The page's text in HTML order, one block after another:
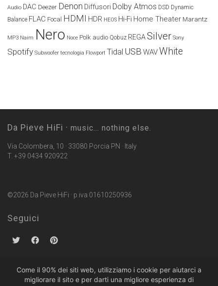
Audio DAC Deezer Denon Diffusori Dolby Atmos DSD Dynamic
Balance FLAC Focal HDMI HDR HEOS Hi-Fi Home Theater Marantz
MP3 Naim Nero Noce Polk audio Qobuz REGASilver Sony
Spotify Subwoofer tecnologia Flowport Tidal USB WAVWhite
Da Pieve HiFi · music... nothing else.
Via Colombera, 10 · 33080 Porcia PN · Italy
T. +39 0434 920922
©2026 Da Pieve HiFi · p.iva 01610250936
Seguici
Come il 90% dei siti web, utilizziamo i cookie per aiutarci a
migliorare il sito e per darti una migliore esperienza di